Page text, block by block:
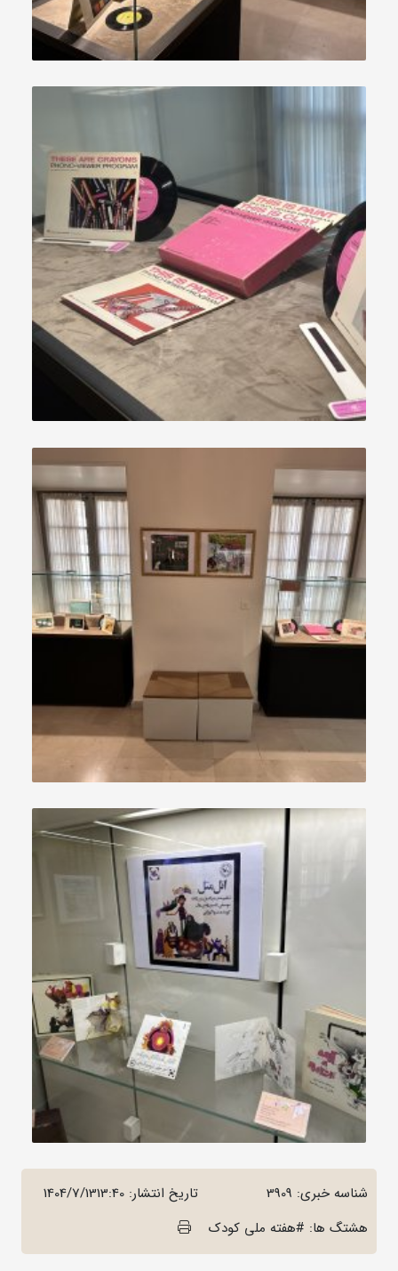
شناسه خبری: 3909 تاریخ انتشار: 1404/7/1313:40
هشتگ ها: #هفته ملی کودک